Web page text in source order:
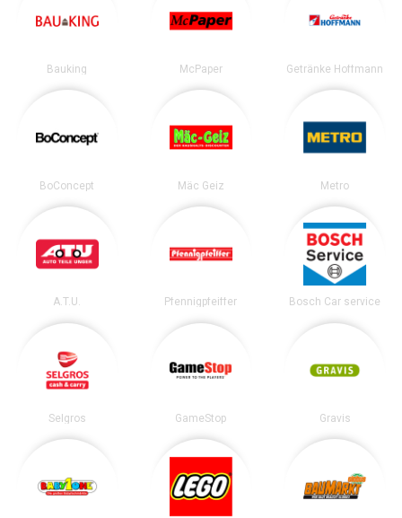
Bauking McPaper Getränke Hoffmann
BoConcept Mäc Geiz Metro
A.T.U. Pfennigpfeiffer Bosch Car service
Selgros GameStop Gravis